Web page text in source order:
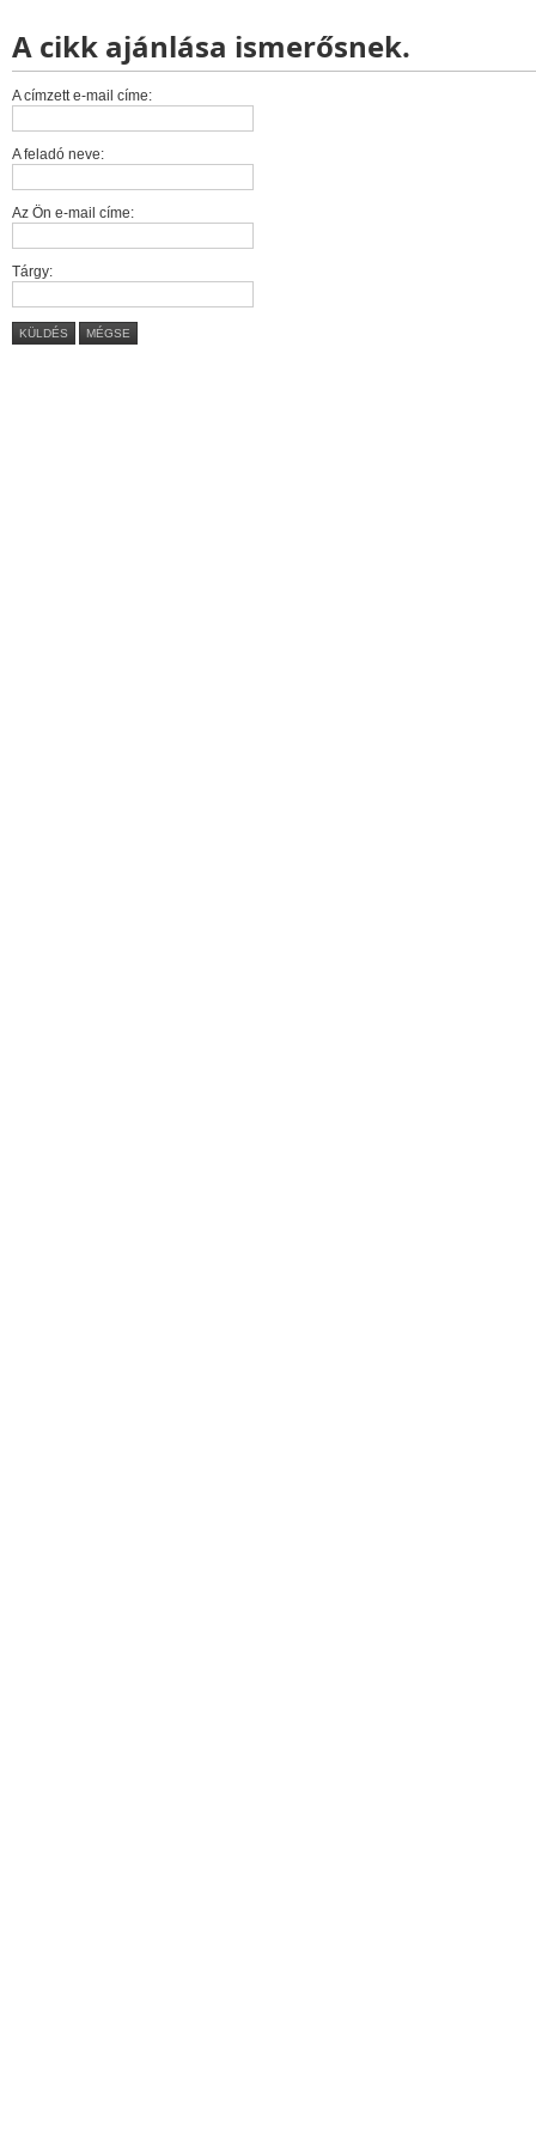
A cikk ajánlása ismerősnek.
A címzett e-mail címe:
A feladó neve:
Az Ön e-mail címe:
Tárgy:
KÜLDÉS MÉGSE